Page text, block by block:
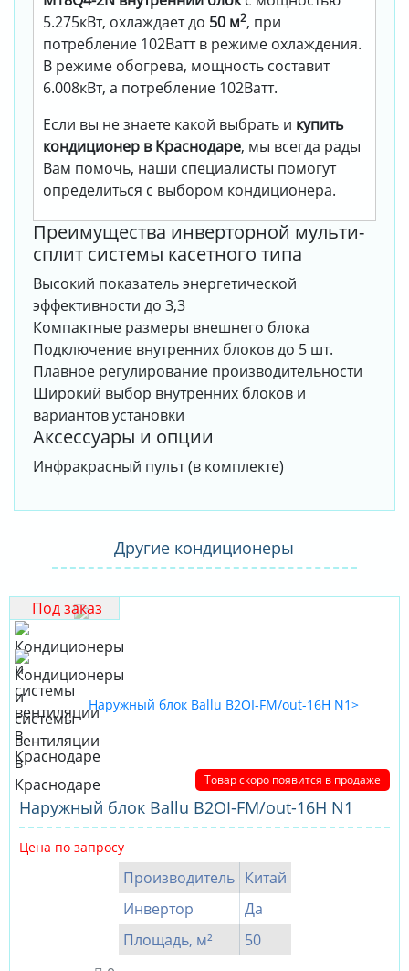
5.275кВт, охлаждает до 50 м2, при
потребление 102Ватт в режиме охлаждения.
В режиме обогрева, мощность составит
6.008кВт, а потребление 102Ватт.
Если вы не знаете какой выбрать и купить
кондиционер в Краснодаре, мы всегда рады
Вам помочь, наши специалисты помогут
определиться с выбором кондиционера.
Преимущества инверторной мульти-
сплит системы касетного типа
Высокий показатель энергетической
эффективности до 3,3
Компактные размеры внешнего блока
Подключение внутренних блоков до 5 шт.
Плавное регулирование производительности
Широкий выбор внутренних блоков и
вариантов установки
Аксессуары и опции
Инфракрасный пульт (в комплекте)
Другие кондиционеры
Под заказ
Товар скоро появится в продаже
Наружный блок Ballu B2OI-FM/out-16H N1
Цена по запросу
Производитель Китай
Инвертор
Да
Площадь, м²
50